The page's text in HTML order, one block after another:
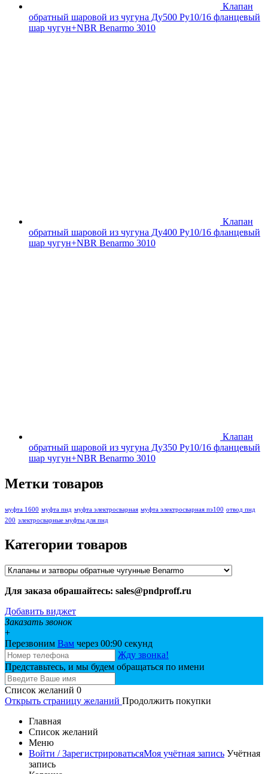
Клапан
обратный шаровой из чугуна Ду500 Ру10/16 фланцевый
шар чугун+NBR Benarmo 3010
Клапан
обратный шаровой из чугуна Ду400 Ру10/16 фланцевый
шар чугун+NBR Benarmo 3010
Клапан
обратный шаровой из чугуна Ду350 Ру10/16 фланцевый
шар чугун+NBR Benarmo 3010
Метки товаров
муфта 1600 муфта пнд муфта электросварная муфта электросварная пэ100 отвод пнд
200 электросварные муфты для пнд
Категории товаров
Для заказа обрашайтесь: sales@pndproff.ru
Добавить виджет
Заказать звонок
+
Перезвоним Вам через 00:90 секунд
Жду звонка!
Представьтесь, и мы будем обращаться по имени
Список желаний 0
Открыть страницу желаний Продолжить покупки
Главная
Список желаний
Меню
Войти / ЗарегистрироватьсяМоя учётная запись Учётная
запись